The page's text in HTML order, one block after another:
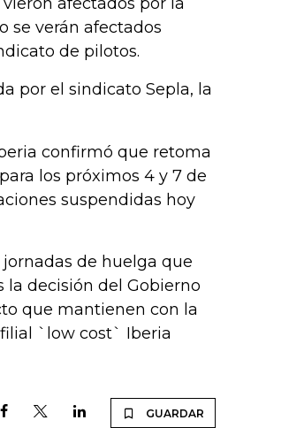
se verán afectados
de pilotos.
por el sindicato Sepla, la
confirmó que retoma
los próximos 4 y 7 de
suspendidas hoy
de huelga que
la decisión del Gobierno
que mantienen con la
`low cost` Iberia
GUARDAR